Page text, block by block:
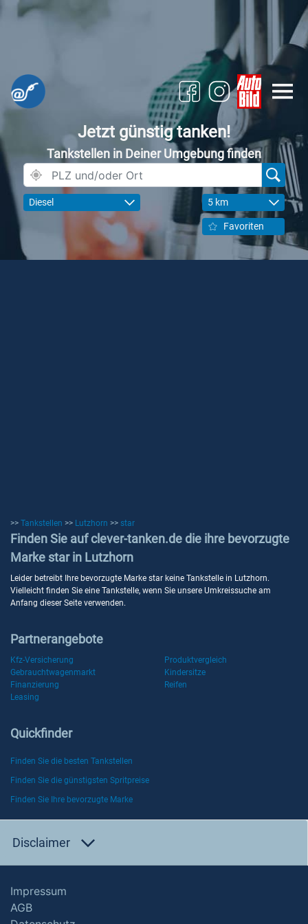
Jetzt günstig tanken!
Tankstellen in Deiner Umgebung finden
Diesel 5 km
Favoriten
>> Tankstellen >> Lutzhorn >> star
Finden Sie auf clever-tanken.de die ihre bevorzugte
Marke star in Lutzhorn
Leider betreibt Ihre bevorzugte Marke star keine Tankstelle in Lutzhorn.
Vielleicht finden Sie eine Tankstelle, wenn Sie unsere Umkreissuche am
Anfang dieser Seite verwenden.
Partnerangebote
Kfz-Versicherung
Produktvergleich
Gebrauchtwagenmarkt
Kindersitze
Finanzierung
Reifen
Leasing
Quickfinder
Finden Sie die besten Tankstellen
Finden Sie die günstigsten Spritpreise
Finden Sie Ihre bevorzugte Marke
Disclaimer
Impressum
AGB